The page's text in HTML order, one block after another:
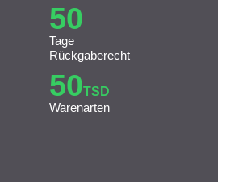
50
Tage
Rückgaberecht
50TSD
Warenarten